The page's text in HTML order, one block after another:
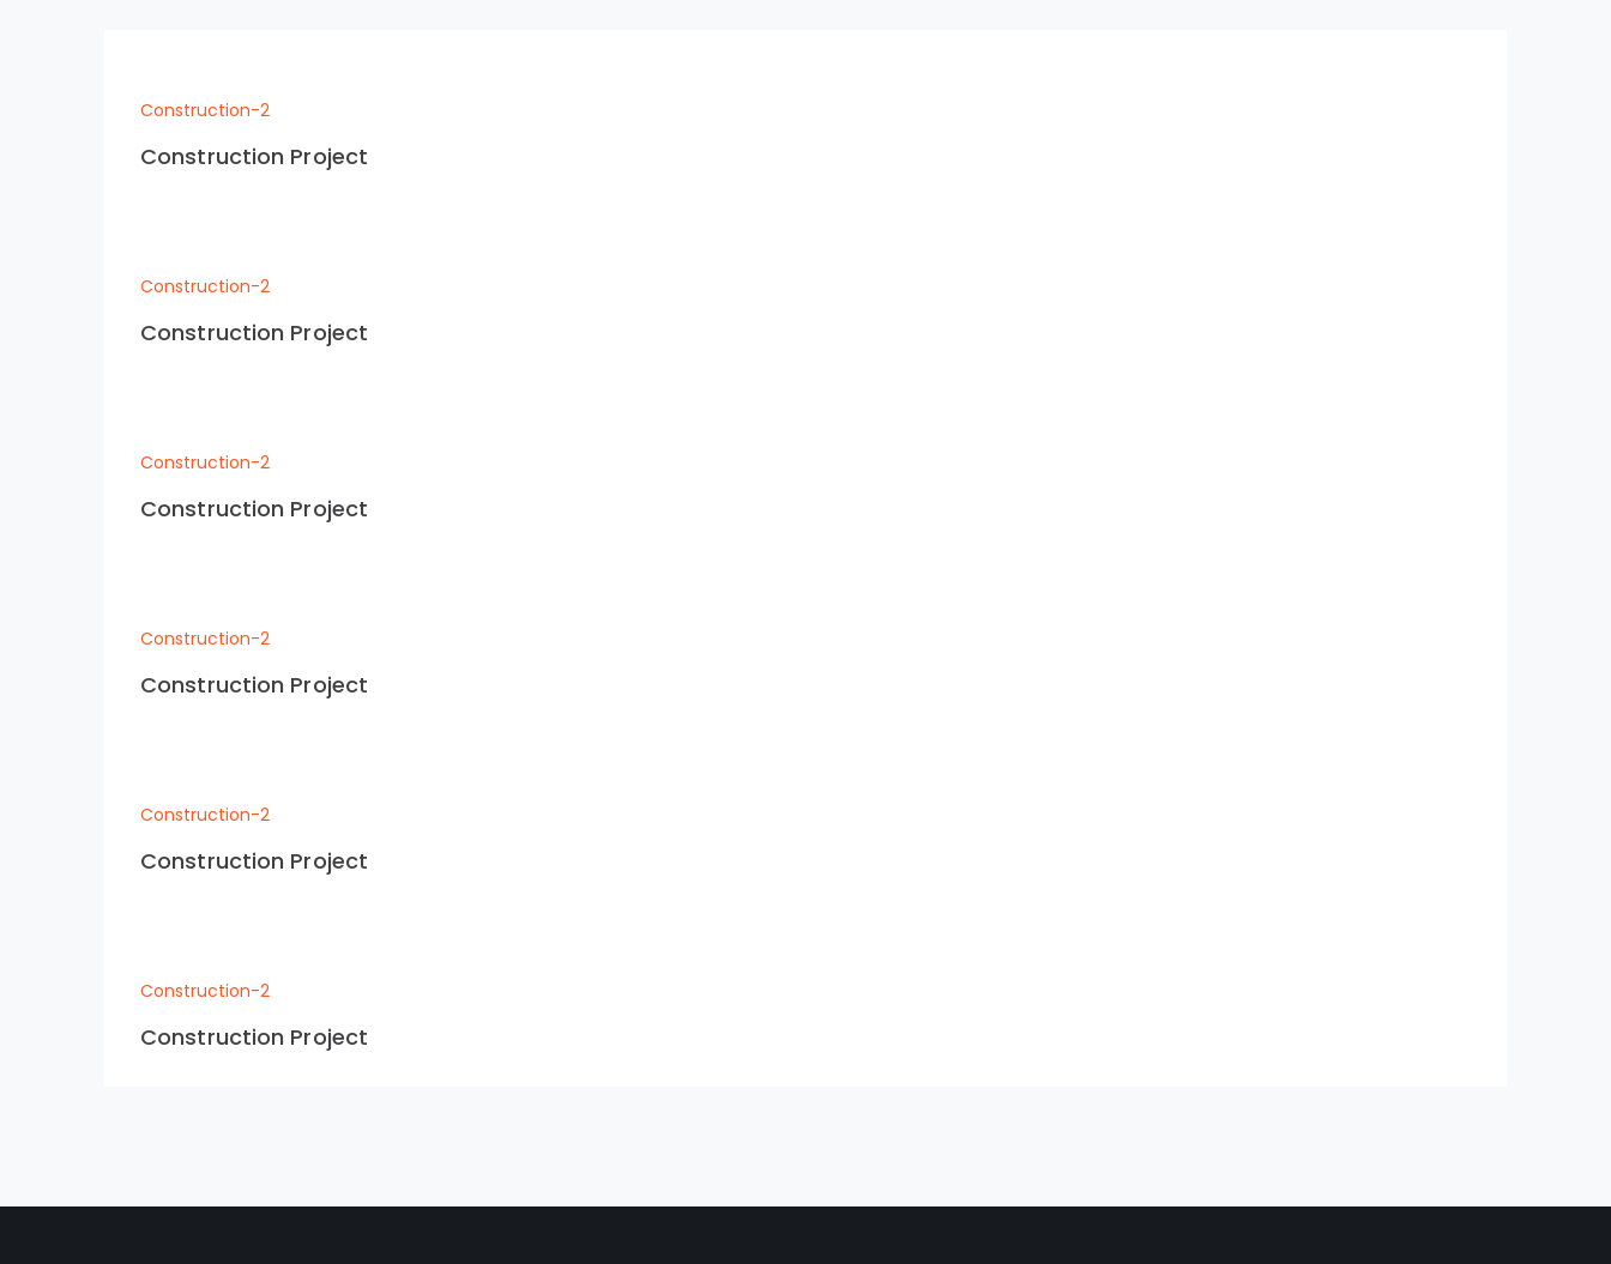
Construction-2
Construction Project
Construction-2
Construction Project
Construction-2
Construction Project
Construction-2
Construction Project
Construction-2
Construction Project
Construction-2
Construction Project